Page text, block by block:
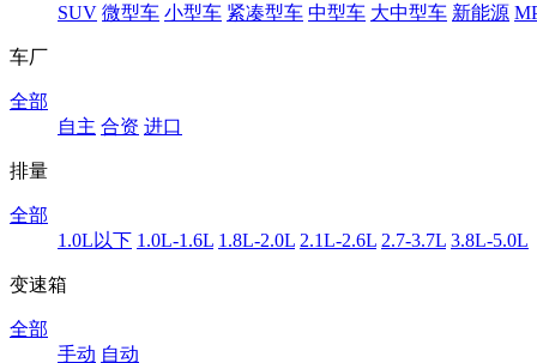
SUV 微型车 小型车 紧凑型车 中型车 大中型车 新能源
车厂
全部
自主 合资 进口
排量
全部
1.0L以下 1.0L-1.6L 1.8L-2.0L 2.1L-2.6L 2.7-3.7L 3.8L-5.0L
变速箱
全部
手动 自动